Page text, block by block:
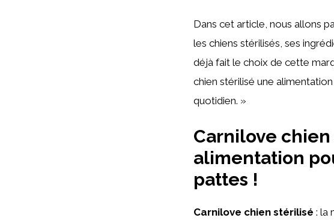
Dans cet article, nous allons
les chiens stérilisés, ses
déjà fait le choix de cette
chien stérilisé une
quotidien. »
Carnilove
alimentation
pattes !
Carnilove chien stérilisé : la